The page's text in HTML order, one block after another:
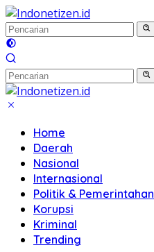
Langsung
ke
konten
Home
Daerah
Nasional
Internasional
Politik & Pemerintahan
Korupsi
Kriminal
Trending